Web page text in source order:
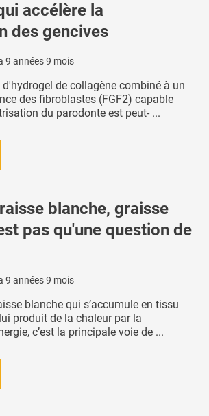
accélère la
des gencives
9 années 9 mois
d'hydrogel de collagène combiné à un
des fibroblastes (FGF2) capable
du parodonte est peut- ...
blanche, graisse
pas qu'une question de
9 années 9 mois
blanche qui s’accumule en tissu
produit de la chaleur par la
c’est la principale voie de ...